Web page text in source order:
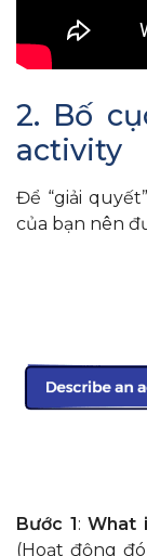
2. Bố
activity
Để “giải
của bạn nên
Bước 1: What
(Hoạt động